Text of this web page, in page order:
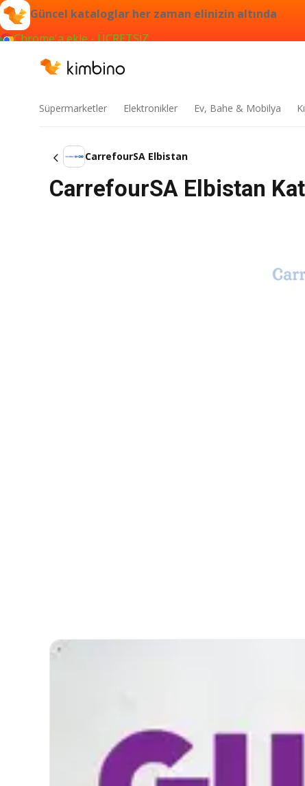
Güncel kataloglar her zaman elinizin altında
Chrome'a ekle - ÜCRETSİZ
Süpermarketler Elektronikler Ev, Bahe & Mobilya
CarrefourSA Elbistan
CarrefourSA Elbistan